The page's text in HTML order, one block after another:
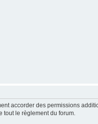
accorder des permissions
tout le règlement du forum.